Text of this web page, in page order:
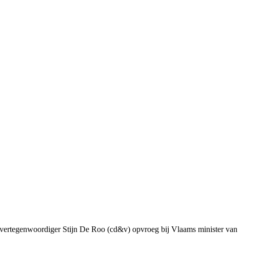
Stijn De Roo (cd&v) opvroeg bij Vlaams minister van